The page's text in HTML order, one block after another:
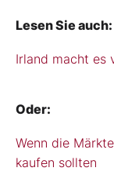
Lesen Sie auch:
Irland macht es
Oder:
Wenn die
kaufen sollten